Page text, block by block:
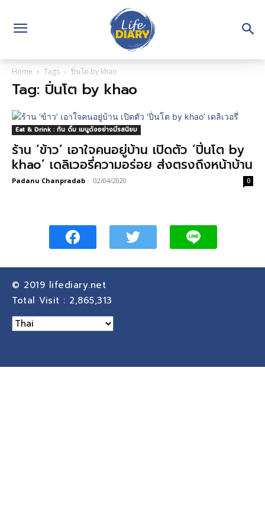
Home Tags ปิ่นโต by khao
Tag: ปิ่นโต by khao
Eat & Drink : กิน ดื่ม เมนูดังอย่างมีรสนิยม
ร้าน ‘ข้าว’ เอาใจคนอยู่บ้าน เปิดตัว ‘ปิ่นโต by
khao’ เดลิเวอรี่ความอร่อย ส่งตรงถึงหน้าบ้าน
Padanu Chanpradab - 02/04/2020 0
© 2019 lifediary.net
Total Visit : 2,865,313